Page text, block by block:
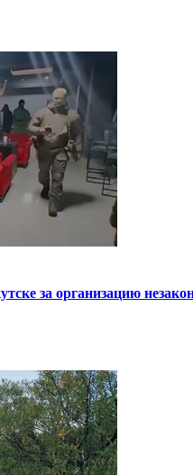
за организацию